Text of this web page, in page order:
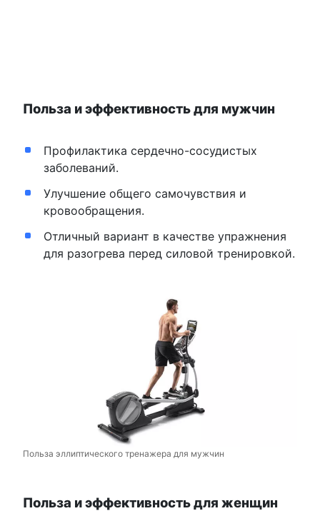
Польза и эффективность для мужчин
Профилактика сердечно-сосудистых
заболеваний.
Улучшение общего самочувствия и
кровообращения.
Отличный вариант в качестве упражнения
для разогрева перед силовой тренировкой.
Польза эллиптического тренажера для мужчин
Польза и эффективность для женщин